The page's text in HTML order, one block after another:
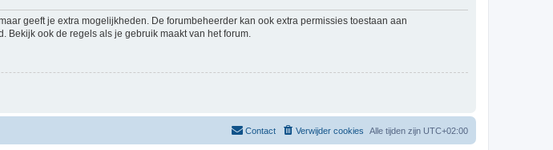
geeft je extra mogelijkheden. De forumbeheerder kan ook extra permissies toestaan aan
ook de regels als je gebruik maakt van het forum.
Alle tijden zijn UTC+02:00
Verwijder cookies
Contact